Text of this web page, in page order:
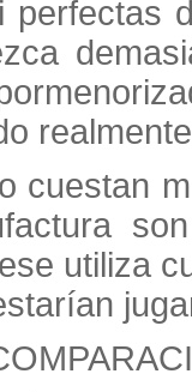
perfectas
cuestan
utiliza